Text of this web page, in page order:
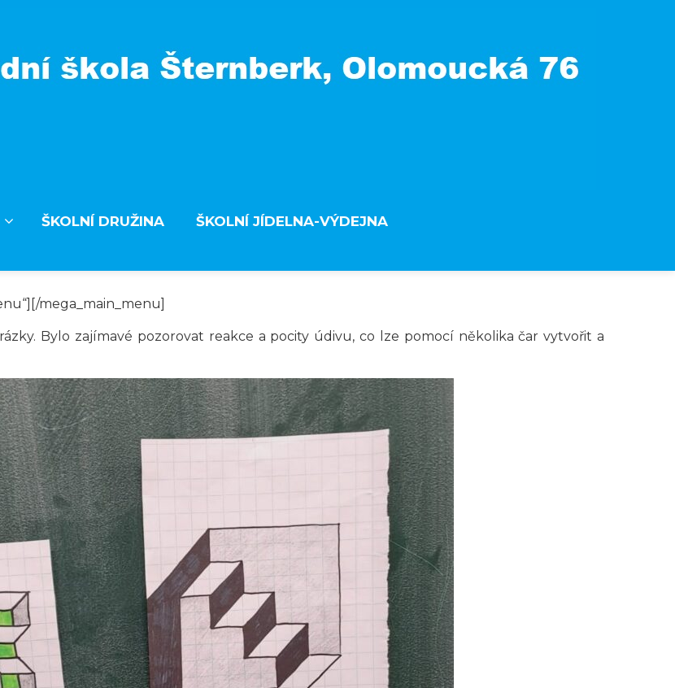
ŠKOLNÍ DRUŽINA ŠKOLNÍ JÍDELNA-VÝDEJNA
mega_main_menu]
Bylo zajímavé pozorovat reakce a pocity údivu, co lze pomocí několika čar vytvořit a